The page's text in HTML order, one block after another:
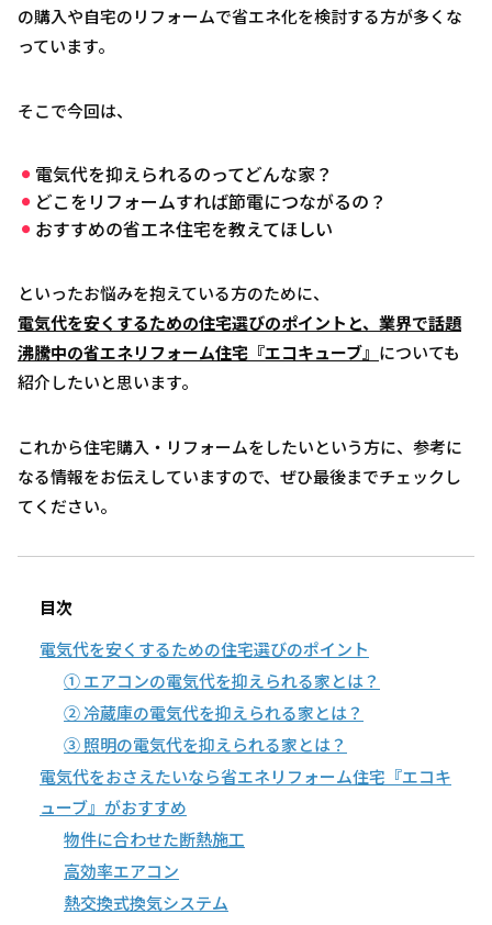
の購入や自宅のリフォームで省エネ化を検討する方が多くな
っています。
そこで今回は、
電気代を抑えられるのってどんな家？
どこをリフォームすれば節電につながるの？
おすすめの省エネ住宅を教えてほしい
といったお悩みを抱えている方のために、
電気代を安くするための住宅選びのポイントと、業界で話題
沸騰中の省エネリフォーム住宅『エコキューブ』 についても
紹介したいと思います。
これから住宅購入・リフォームをしたいという方に、参考に
なる情報をお伝えしていますので、ぜひ最後までチェックし
てください。
目次
電気代を安くするための住宅選びのポイント
① エアコンの電気代を抑えられる家とは？
② 冷蔵庫の電気代を抑えられる家とは？
③ 照明の電気代を抑えられる家とは？
電気代をおさえたいなら省エネリフォーム住宅『エコキ
ューブ』がおすすめ
物件に合わせた断熱施工
高効率エアコン
熱交換式換気システム